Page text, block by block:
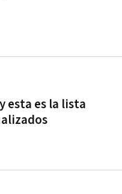
esta es la lista